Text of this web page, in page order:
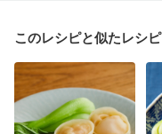
このレシピと似たレシピ